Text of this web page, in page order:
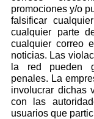
promociones y/o
falsificar
cualquier parte
cualquier correo
noticias. Las
la red pueden
penales. La
involucrar dichas
con las
usuarios que